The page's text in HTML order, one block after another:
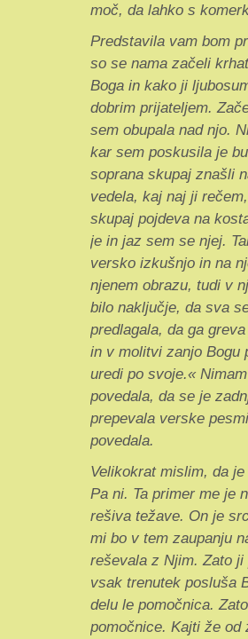
moč, da lahko s
Predstavila vam bom
so se nama začeli
Boga in kako ji
dobrim prijateljem.
sem obupala nad njo.
kar sem poskusila je
soprana skupaj znašli
vedela, kaj naj ji
skupaj pojdeva na
je in jaz sem se njej.
versko izkušnjo in na
njenem obrazu, tudi v
bilo naključje, da sva
predlagala, da ga
in v molitvi zanjo Bogu
uredi po svoje.«
povedala, da se je
prepevala verske
povedala.
Velikokrat mislim, da
Pa ni. Ta primer me je
rešiva težave. On je
mi bo v tem zaupanju
reševala z Njim. Zato
vsak trenutek posluša
delu le pomočnica.
pomočnice. Kajti že od